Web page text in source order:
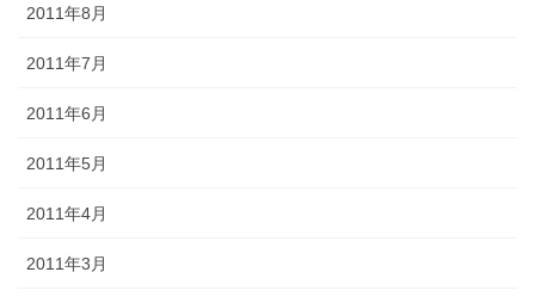
2011年8月
2011年7月
2011年6月
2011年5月
2011年4月
2011年3月